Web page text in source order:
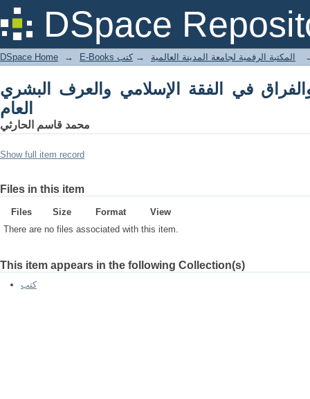
DSpace
في الفقة الإسلامي والعرف البشري العام
DSpace Home → E-Books المكتبة الرقمية لجامعة المدينة العالمية → كتب
في الفقة الإسلامي والعرف البشري
العام
محمد قاسم الحارثي
Show full item record
Files in this item
Files Size Format
View
There are no files associated with this item.
This item appears in the following Collection(s)
كتب